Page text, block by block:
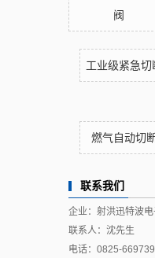
阀
工业级紧急切
燃气自动切
联系我们
企业：射洪迅特波
联系人：沈先生
电话：0825-